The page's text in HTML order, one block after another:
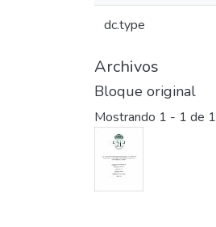
dc.type
Archivos
Bloque original
Mostrando 1 - 1 de 1